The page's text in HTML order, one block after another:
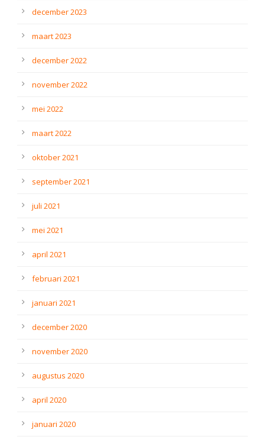
december 2023
maart 2023
december 2022
november 2022
mei 2022
maart 2022
oktober 2021
september 2021
juli 2021
mei 2021
april 2021
februari 2021
januari 2021
december 2020
november 2020
augustus 2020
april 2020
januari 2020